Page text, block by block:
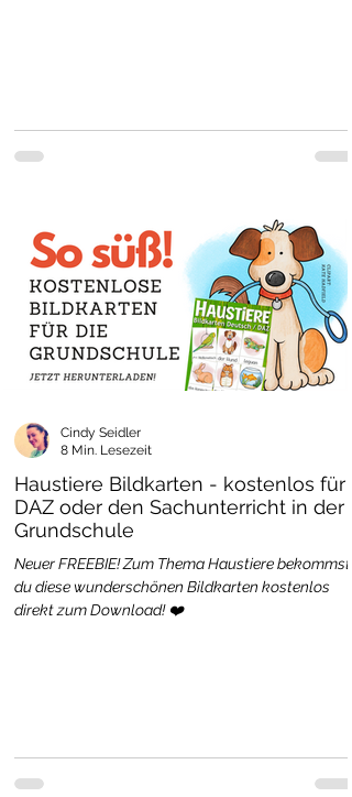
Haustiere Bildkarten - kostenlos für
DAZ oder den Sachunterricht in der
Grundschule
Neuer FREEBIE! Zum Thema Haustiere bekommst
du diese wunderschönen Bildkarten kostenlos
direkt zum Download! ❤️
Cindy Seidler
8 Min. Lesezeit